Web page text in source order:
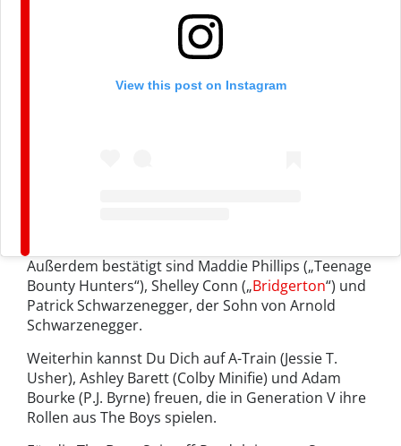
View this post on Instagram
Außerdem bestätigt sind Maddie Phillips („Teenage
Bounty Hunters“), Shelley Conn („Bridgerton“) und
Patrick Schwarzenegger, der Sohn von Arnold
Schwarzenegger.
Weiterhin kannst Du Dich auf A-Train (Jessie T.
Usher), Ashley Barett (Colby Minifie) und Adam
Bourke (P.J. Byrne) freuen, die in Generation V ihre
Rollen aus The Boys spielen.